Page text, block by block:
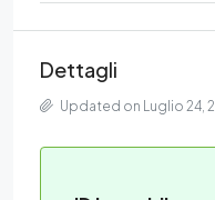
Dettagli
Updated on Luglio 24,